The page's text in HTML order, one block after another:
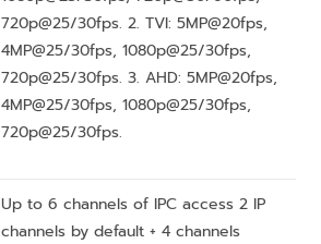
720p@25/30fps. 2. TVI: 5MP@20fps,
4MP@25/30fps, 1080p@25/30fps,
720p@25/30fps. 3. AHD: 5MP@20fps,
4MP@25/30fps, 1080p@25/30fps,
720p@25/30fps.
Up to 6 channels of IPC access 2 IP
channels by default + 4 channels